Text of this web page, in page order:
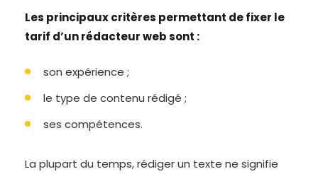
Les principaux critères permettant de fixer le
tarif d’un rédacteur web sont :
son expérience ;
le type de contenu rédigé ;
ses compétences.
La plupart du temps, rédiger un texte ne signifie